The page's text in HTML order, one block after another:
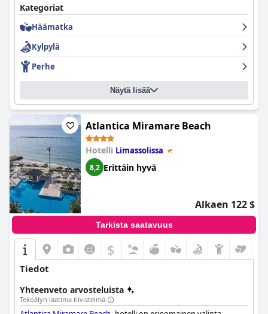
Kategoriat
Häämatka
Kylpylä
Perhe
Näytä lisää
Atlantica Miramare Beach
Hotelli Limassolissa
8,2 Erittäin hyvä
Alkaen 122 $
Tarkista saatavuus
$
Tiedot
Yhteenveto arvosteluista
Tekoälyn laatima tiivistelmä